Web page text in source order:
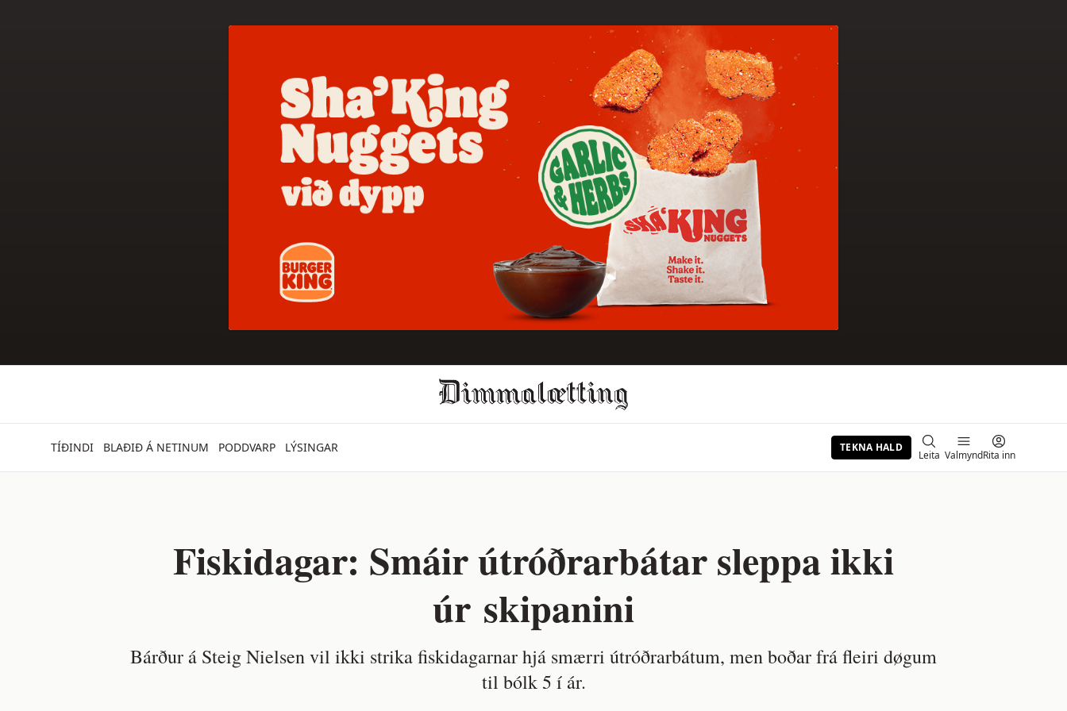
TÍÐINDI BLAÐIÐ Á NETINUM PODDVARP LÝSINGAR TEKNA HALD
Leita ValmyndRita inn
Ongi úrslit
Fiskidagar: Smáir útróðrarbátar sleppa ikki
úr skipanini
Bárður á Steig Nielsen vil ikki strika fiskidagarnar hjá smærri útróðrarbátum, men boðar frá fleiri døgum
til bólk 5 í ár.